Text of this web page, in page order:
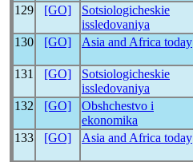
129 [GO]
Sotsiologicheskie
issledovaniya
130 [GO] Asia and Africa today
131
[GO]
Sotsiologicheskie
issledovaniya
132
[GO]
Obshchestvo i
ekonomika
133
[GO] Asia and Africa today